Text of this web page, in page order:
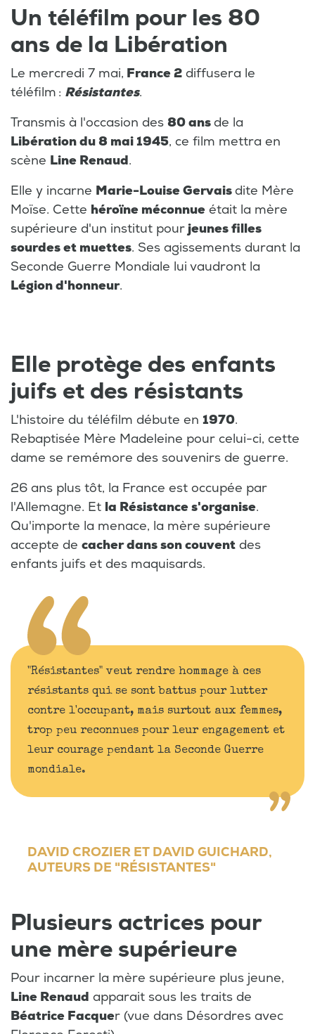
Un téléfilm pour les 80
ans de la Libération
Le mercredi 7 mai, France 2 diffusera le
téléfilm : Résistantes.
Transmis à l'occasion des 80 ansde la
Libération du 8 mai 1945, ce film mettra en
scène Line Renaud.
Elle y incarne Marie-Louise Gervaisdite Mère
Moïse. Cette héroïne méconnue était la mère
supérieure d'un institut pourjeunes filles
sourdes et muettes. Ses agissements durant la
Seconde Guerre Mondiale lui vaudront la
Légion d'honneur.
Elle protège des enfants
juifs et des résistants
L'histoire du téléfilm débute en 1970.
Rebaptisée Mère Madeleine pour celui-ci, cette
dame se remémore des souvenirs de guerre.
26 ans plus tôt, la France est occupée par
l'Allemagne. Et la Résistance s'organise.
Qu'importe la menace, la mère supérieure
accepte de cacher dans son couvent des
enfants juifs et des maquisards.
"Résistantes" veut rendre hommage à ces
résistants qui se sont battus pour lutter
contre l'occupant, mais surtout aux femmes,
trop peu reconnues pour leur engagement et
leur courage pendant la Seconde Guerre
mondiale.
DAVID CROZIER ET DAVID GUICHARD,
AUTEURS DE "RÉSISTANTES"
Plusieurs actrices pour
une mère supérieure
Pour incarner la mère supérieure plus jeune,
Line Renaud apparait sous les traits de
Béatrice Facquer (vue dans Désordres avec